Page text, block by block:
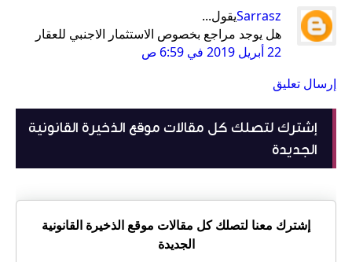
Sarraszيقول...
هل يوجد مراجع بخصوص الاستثمار الاجنبي للعقار
22 أبريل 2019 في 6:59 ص
إرسال تعليق
إشترك لتصلك كل مقالات موقع الذخيرة القانونية
الجديدة
إشترك معنا لتصلك كل مقالات موقع الذخيرة القانونية
الجديدة